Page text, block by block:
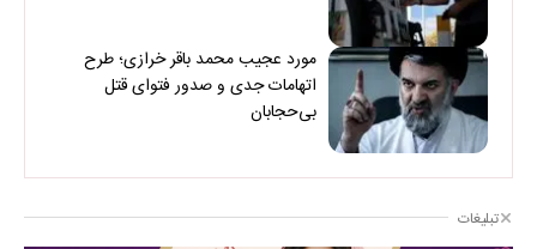
مورد عجیب محمد باقر خرازی؛ طرح
اتهامات جدی و صدور فتوای قتل
بی‌حجابان
تبلیغات